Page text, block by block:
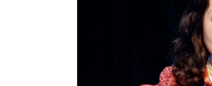
四要聚焦共同富裕，彰显民企新
任感，营造浓厚氛围。组织不同类
调研活动，建设“共富工坊”，构建
作”等帮扶活动，采取消费帮扶、
滨江区企业家的家国情怀和责任担当